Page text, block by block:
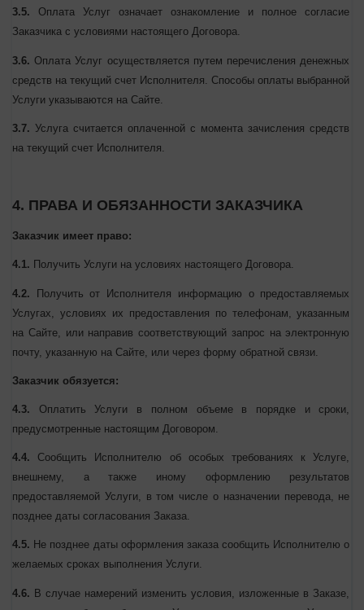
3.5.Оплата Услуг означает ознакомление и полное согласие
3.6.Оплата Услуг осуществляется путем перечисления
денежных средств на текущий счет Исполнителя. Способы
3.7.Услуга считается оплаченной с момента зачисления средств
4.2.Получить от Исполнителя информацию о предоставляемых
Услугах, условиях их предоставления по телефонам, указанным
на Сайте, или направив соответствующий запрос на электронную
4.3.Оплатить Услуги в полном объеме в порядке и сроки,
4.4. Сообщить Исполнителю об особых требованиях к Услуге,
внешнему, а также иному оформлению результатов
предоставляемой Услуги, в том числе о назначении перевода, не
4.5.Не позднее даты оформления заказа сообщить Исполнителю